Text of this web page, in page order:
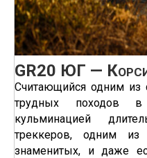
GR20 ЮГ —
Считающийся одним
трудных походов в
кульминацией
треккеров, одним
знаменитых, и даже